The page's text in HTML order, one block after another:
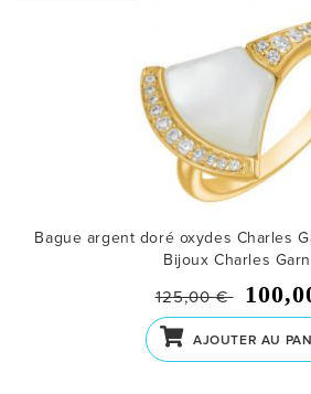
Bague argent doré oxydes Charles
Bijoux Charles
125,00 €
AJOUTER AU